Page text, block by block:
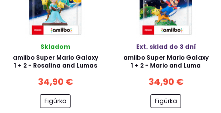
Skladom
amiibo Super Mario Galaxy
1 + 2 - Rosalina and Lumas
34,90 €
Figúrka
Ext. sklad do 3 dní
amiibo Super Mario Galaxy
1 + 2 - Mario and Luma
34,90 €
Figúrka